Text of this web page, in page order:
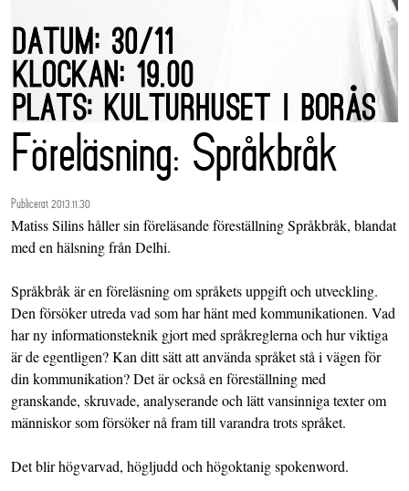
Föreläsning: Språkbråk
Publicerat 2013.11.30
Matiss Silins håller sin föreläsande föreställning Språkbråk, blandat
med en hälsning från Delhi.
Språkbråk är en föreläsning om språkets uppgift och utveckling.
Den försöker utreda vad som har hänt med kommunikationen. Vad
har ny informationsteknik gjort med språkreglerna och hur viktiga
är de egentligen? Kan ditt sätt att använda språket stå i vägen för
din kommunikation? Det är också en föreställning med
granskande, skruvade, analyserande och lätt vansinniga texter om
människor som försöker nå fram till varandra trots språket.
Det blir högvarvad, högljudd och högoktanig spokenword.